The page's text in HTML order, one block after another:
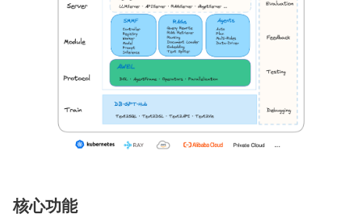
核心功能